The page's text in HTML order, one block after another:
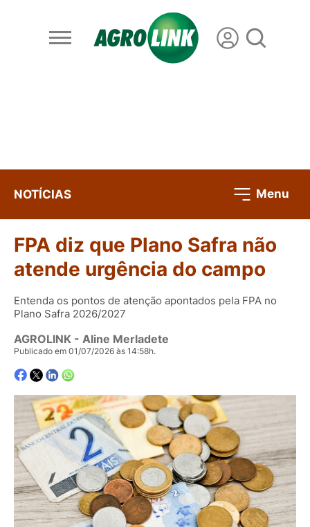
NOTÍCIAS Menu
FPA diz que Plano Safra não
atende urgência do campo
Entenda os pontos de atenção apontados pela FPA no
Plano Safra 2026/2027
AGROLINK - Aline Merladete
Publicado em 01/07/2026 às 14:58h.